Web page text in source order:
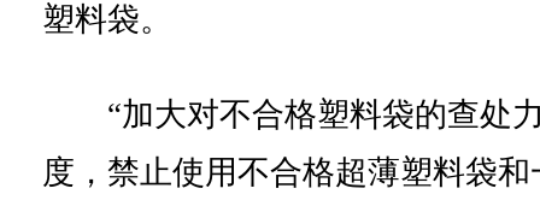
塑料袋。
“加大对不合格塑料袋的查处
度，禁止使用不合格超薄塑料袋和